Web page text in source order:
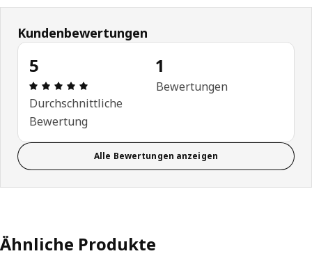
Kundenbewertungen
5
Bewertung: 5 von 5 Sterne Anzahl der
Durchschnittliche
Bewertung
1
Bewertungen
Alle Bewertungen anzeigen
Ähnliche Produkte